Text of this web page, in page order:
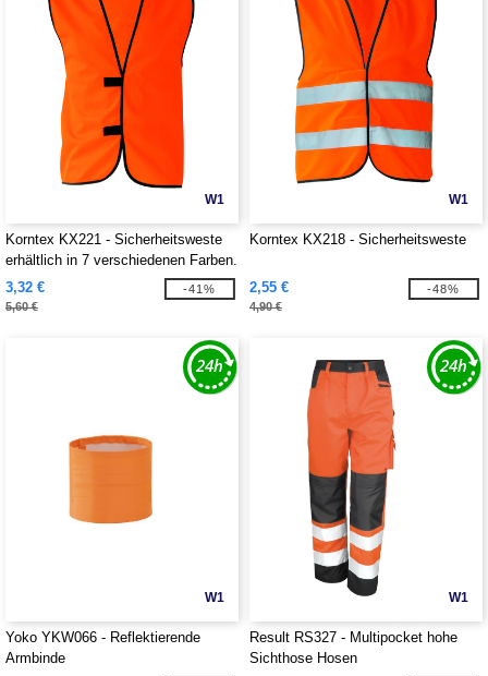
W1
Korntex KX221 - Sicherheitsweste
erhältlich in 7 verschiedenen Farben.
Anpassbarer Verschluss in Velcr.
Schwarze Ränder aus Polyester.
3,32 €
5,60 €
-41%
W1
Korntex KX218 - Sicherheitsweste
2,55 €
4,90 €
-48%
W1
Yoko YKW066 - Reflektierende
Armbinde
W1
Result RS327 - Multipocket hohe
Sichthose Hosen